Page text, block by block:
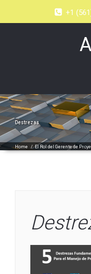
+1
Destrezas
Home /El Rol del Gerente de